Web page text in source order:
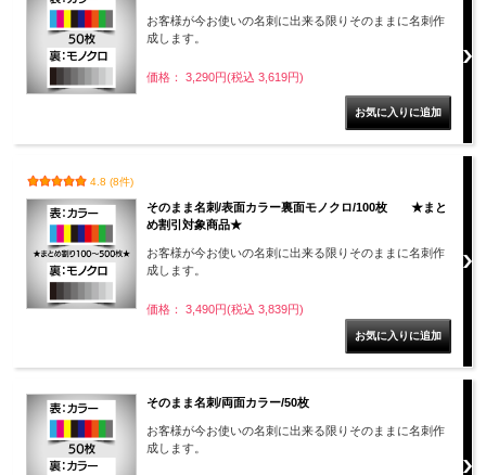
お客様が今お使いの名刺に出来る限りそのままに名刺作
成します。
価格： 3,290円(税込 3,619円)
4.8 (8件)
そのまま名刺/表面カラー裏面モノクロ/100枚 ★まと
め割引対象商品★
お客様が今お使いの名刺に出来る限りそのままに名刺作
成します。
価格： 3,490円(税込 3,839円)
そのまま名刺/両面カラー/50枚
お客様が今お使いの名刺に出来る限りそのままに名刺作
成します。